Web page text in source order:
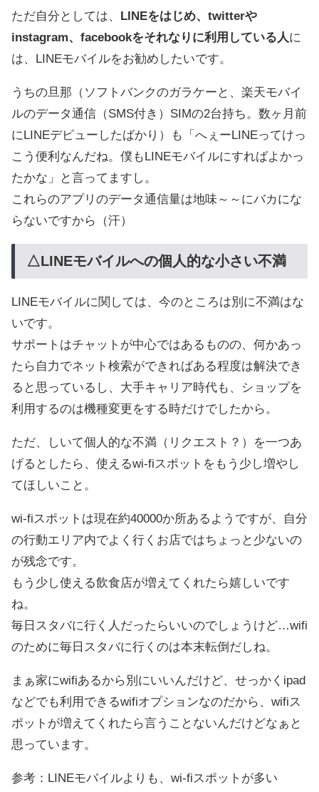
ただ自分としては、
LINEをはじめ、twitterや
instagram、facebookをそれなりに利用している人に
は、LINEモバイルをお勧めしたいです。
うちの旦那（ソフトバンクのガラケーと、楽天モバイ
ルのデータ通信（SMS付き）SIMの2台持ち。数ヶ月前
にLINEデビューしたばかり）も「へぇーLINEってけっ
こう便利なんだね。僕もLINEモバイルにすればよかっ
たかな」と言ってますし。
これらのアプリのデータ通信量は地味～～にバカにな
らないですから（汗）
△LINEモバイルへの個人的な小さい不満
LINEモバイルに関しては、今のところは別に不満はな
いです。
サポートはチャットが中心ではあるものの、何かあっ
たら自力でネット検索ができればある程度は解決でき
ると思っているし、大手キャリア時代も、ショップを
利用するのは機種変更をする時だけでしたから。
ただ、しいて個人的な不満（リクエスト？）を一つあ
げるとしたら、使えるwi-fiスポットをもう少し増やし
てほしいこと。
wi-fiスポットは現在約40000か所あるようですが、自分
の行動エリア内でよく行くお店ではちょっと少ないの
が残念です。
もう少し使える飲食店が増えてくれたら嬉しいです
ね。
毎日スタバに行く人だったらいいのでしょうけど…wifi
のために毎日スタバに行くのは本末転倒だしね。
まぁ家にwifiあるから別にいいんだけど、せっかくipad
などでも利用できるwifiオプションなのだから、wifiス
ポットが増えてくれたら言うことないんだけどなぁと
思っています。
参考：LINEモバイルよりも、wi-fiスポットが多い